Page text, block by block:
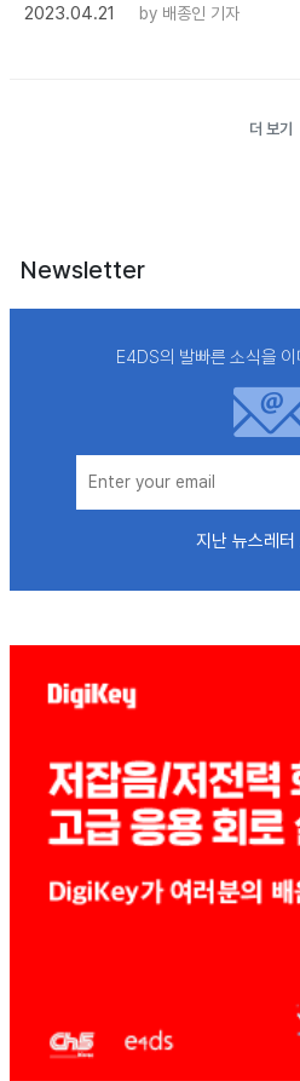
2023.04.21
by 배종인 기자
더 보기
Newsletter
E4DS의 발빠른 소식을
지난 뉴스레